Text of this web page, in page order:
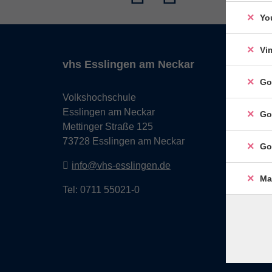
vhs Esslingen am Neckar
Volkshochschule
Esslingen am Neckar
Mettinger Straße 125
73728 Esslingen am Neckar
info@vhs-esslingen.de
Tel: 0711 55021-0